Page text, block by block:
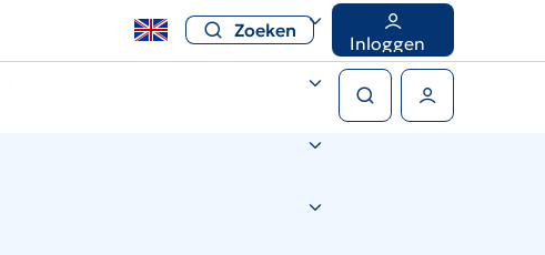
Zoeken
Inloggen